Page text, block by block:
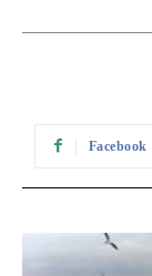
Facebook